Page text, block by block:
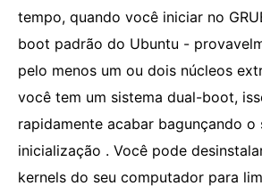
tempo, quando você iniciar no
boot padrão do Ubuntu -
pelo menos um ou dois núcleos
você tem um sistema dual-boot,
rapidamente acabar bagunçando o
inicialização . Você pode
kernels do seu computador para